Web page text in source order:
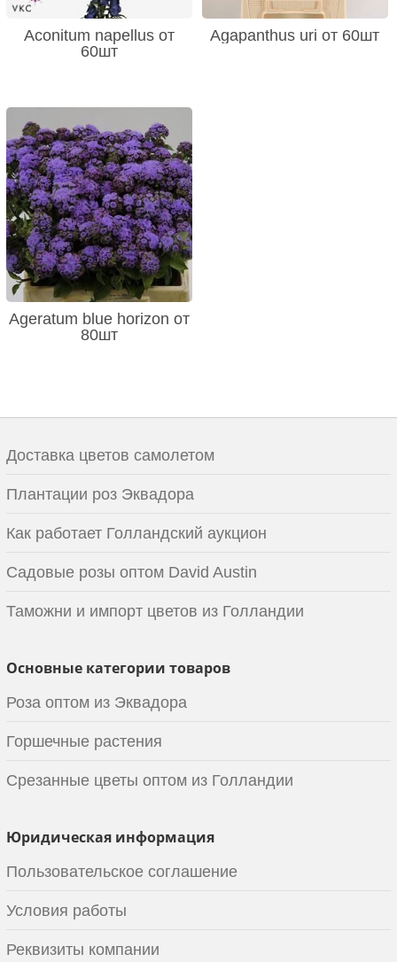
Aconitum napellus от
60шт
Agapanthus uri от 60шт
Ageratum blue horizon от
80шт
Доставка цветов самолетом
Плантации роз Эквадора
Как работает Голландский аукцион
Садовые розы оптом David Austin
Таможни и импорт цветов из Голландии
Основные категории товаров
Роза оптом из Эквадора
Горшечные растения
Срезанные цветы оптом из Голландии
Юридическая информация
Пользовательское соглашение
Условия работы
Реквизиты компании